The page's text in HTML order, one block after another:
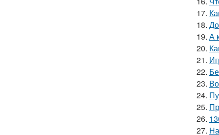
17.
18.
19. А
20.
21.
22.
23.
24.
25.
26.
27.